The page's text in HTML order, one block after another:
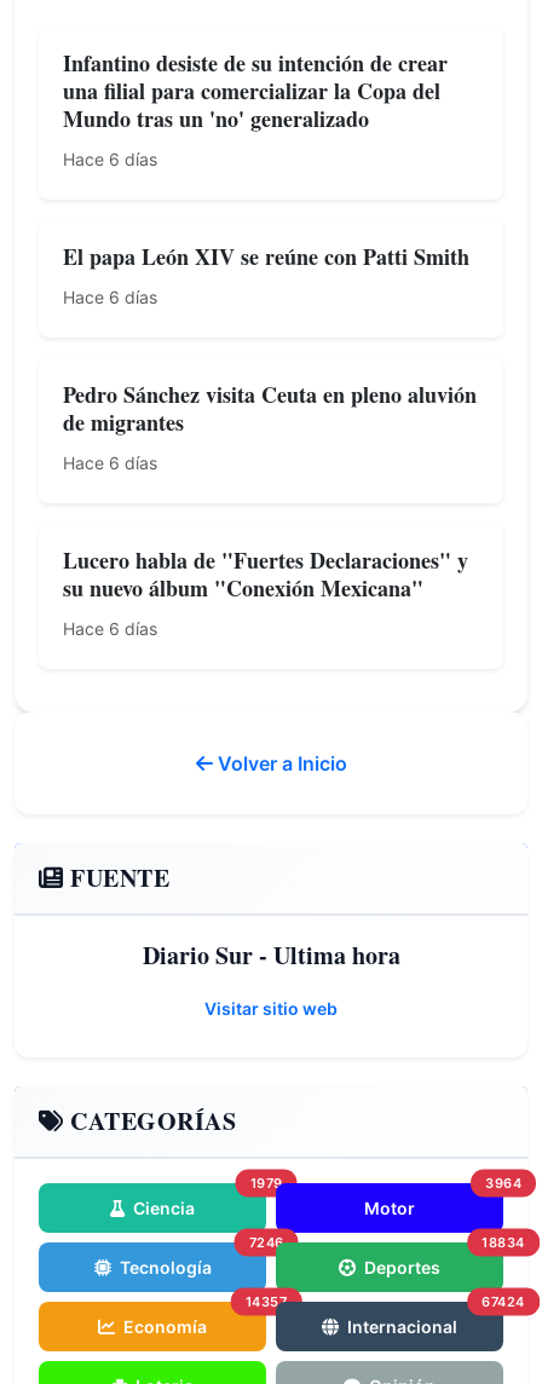
Infantino desiste de su intención de crear
una filial para comercializar la Copa del
Mundo tras un 'no' generalizado
Hace 6 días
El papa León XIV se reúne con Patti Smith
Hace 6 días
Pedro Sánchez visita Ceuta en pleno aluvión
de migrantes
Hace 6 días
Lucero habla de "Fuertes Declaraciones" y
su nuevo álbum "Conexión Mexicana"
Hace 6 días
Volver a Inicio
FUENTE
Diario Sur - Ultima hora
Visitar sitio web
CATEGORÍAS
Ciencia
1979
Motor
3964
Tecnología
7246
Deportes
18834
Economía
14357
Internacional
67424